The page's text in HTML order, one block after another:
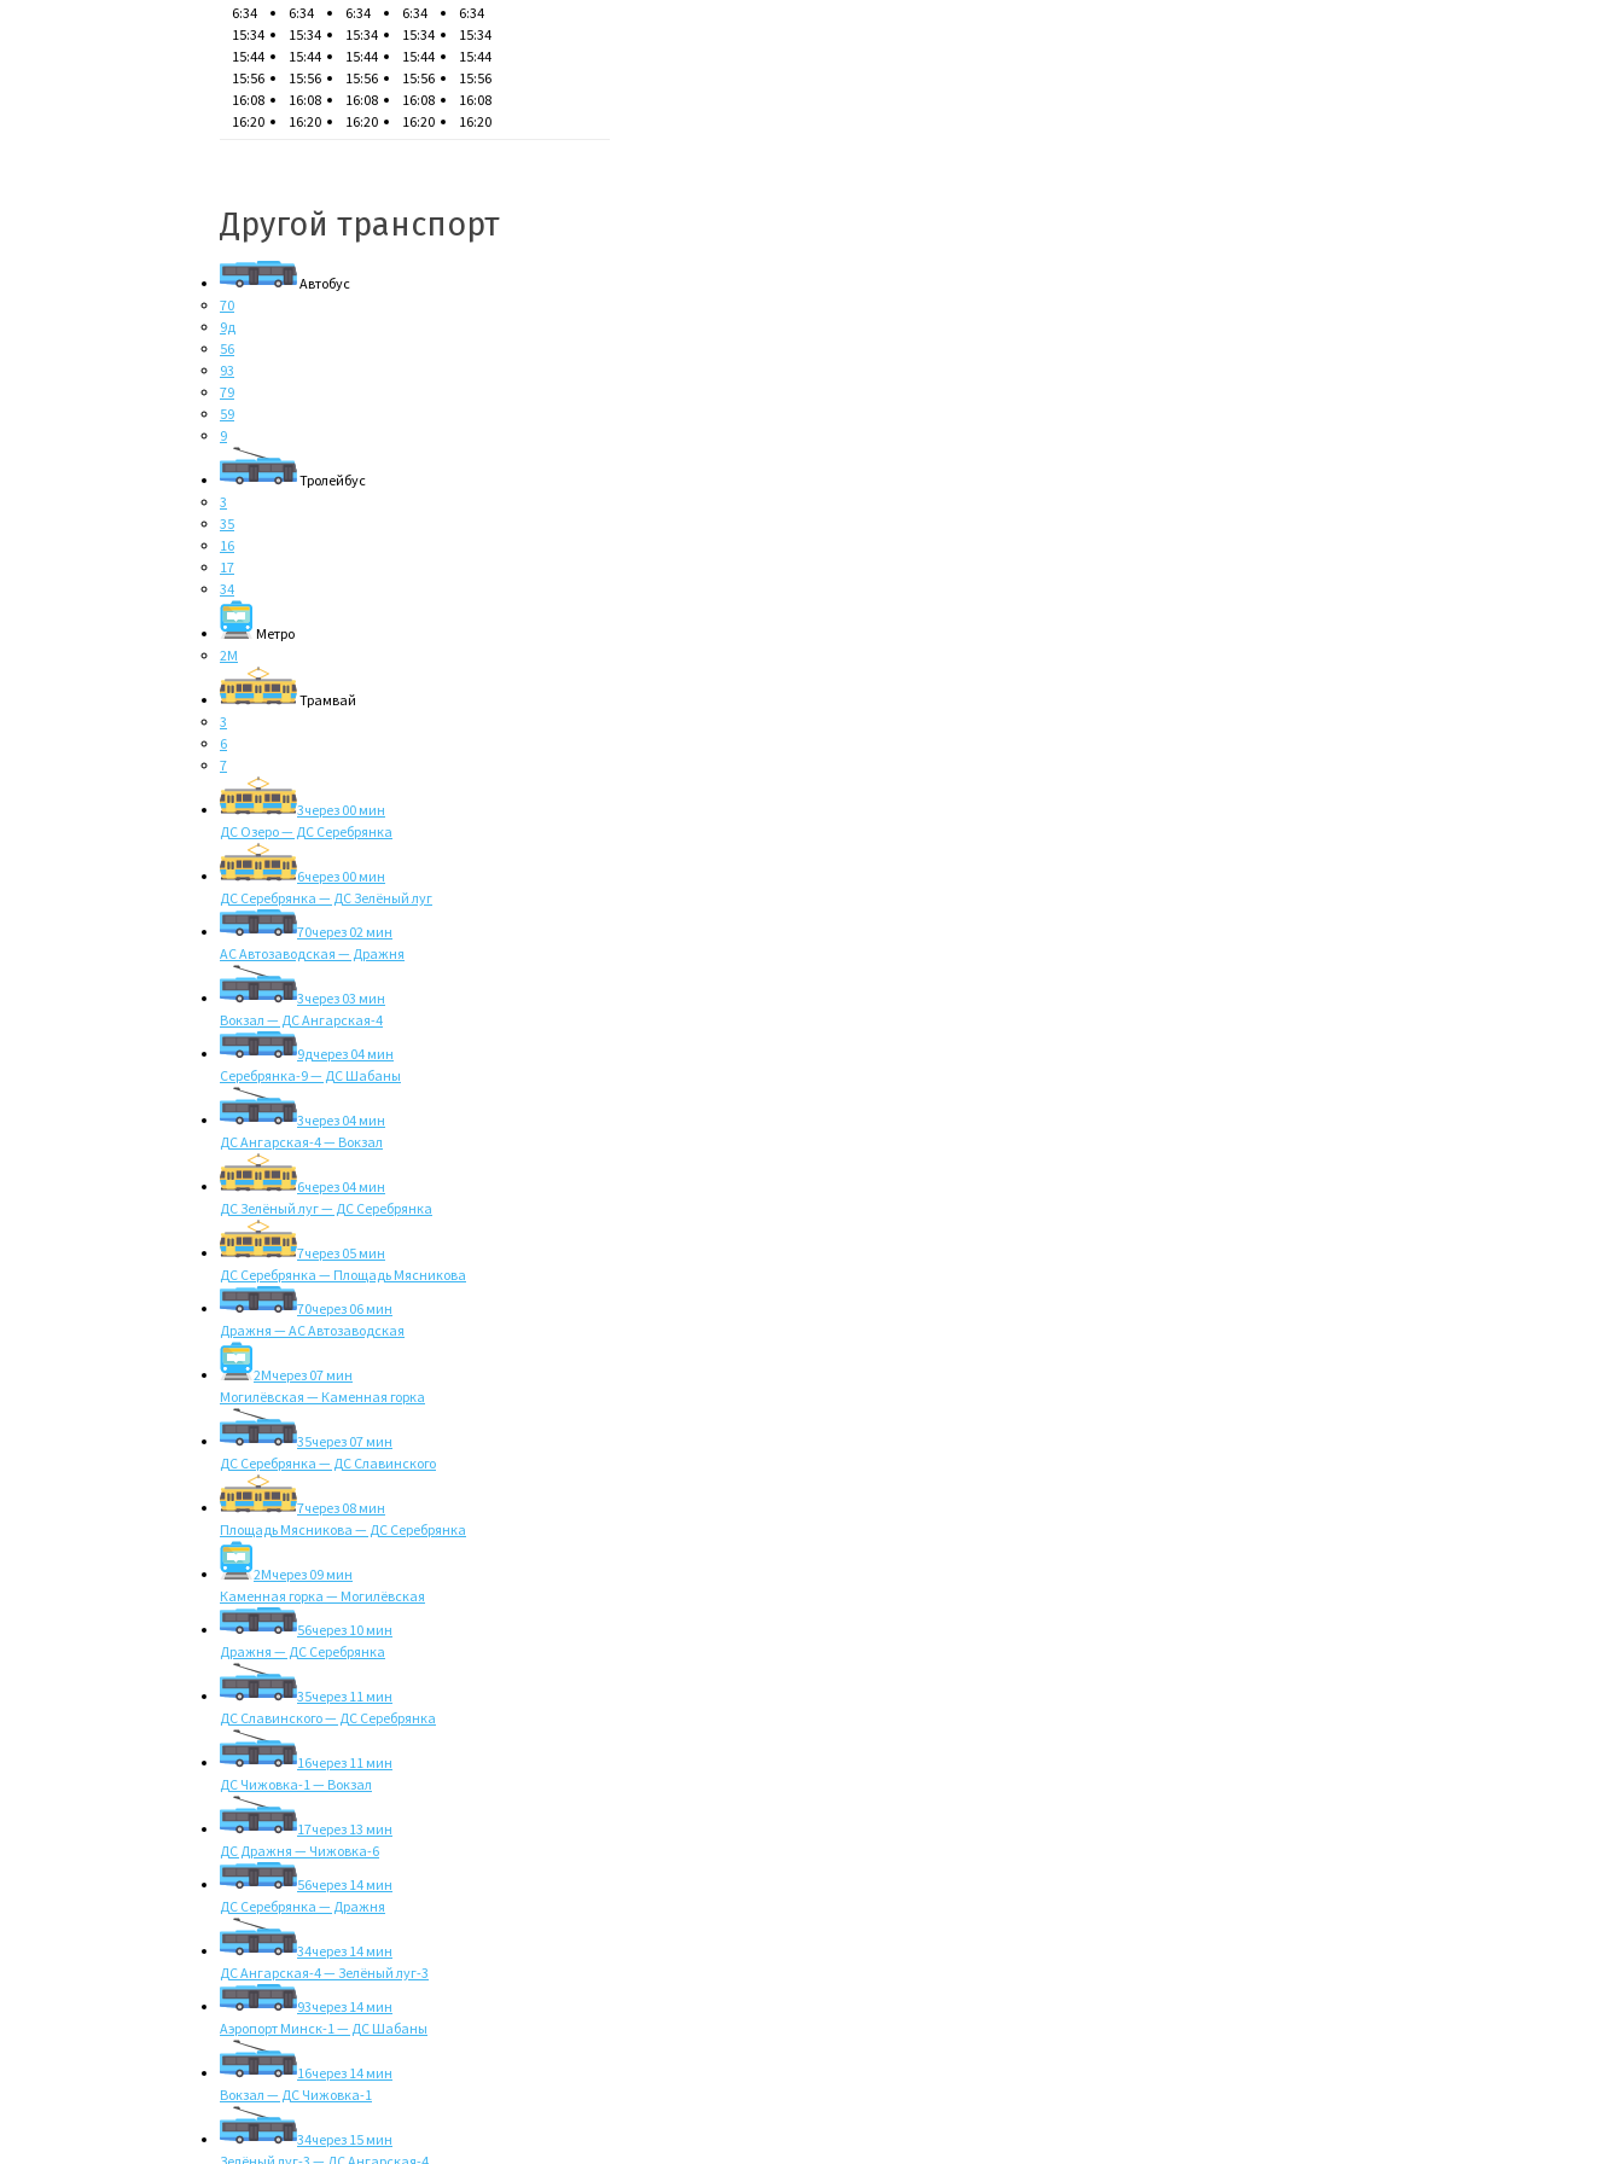
6:34
15:34
15:44
15:56
16:08
16:20
6:34
15:34
15:44
15:56
16:08
16:20
6:34
15:34
15:44
15:56
16:08
16:20
6:34
15:34
15:44
15:56
16:08
16:20
6:34
15:34
15:44
15:56
16:08
16:20
Другой транспорт
Автобус
70
9д
56
93
79
59
9
Тролейбус
3
35
16
17
34
Метро
2M
Трамвай
3
6
7
3через 00 мин
ДС Озеро — ДС Серебрянка
6через 00 мин
ДС Серебрянка — ДС Зелёный луг
70через 02 мин
АС Автозаводская — Дражня
3через 03 мин
Вокзал — ДС Ангарская-4
9дчерез 04 мин
Серебрянка-9 — ДС Шабаны
3через 04 мин
ДС Ангарская-4 — Вокзал
6через 04 мин
ДС Зелёный луг — ДС Серебрянка
7через 05 мин
ДС Серебрянка — Площадь Мясникова
70через 06 мин
Дражня — АС Автозаводская
2Mчерез 07 мин
Могилёвская — Каменная горка
35через 07 мин
ДС Серебрянка — ДС Славинского
7через 08 мин
Площадь Мясникова — ДС Серебрянка
2Mчерез 09 мин
Каменная горка — Могилёвская
56через 10 мин
Дражня — ДС Серебрянка
35через 11 мин
ДС Славинского — ДС Серебрянка
16через 11 мин
ДС Чижовка-1 — Вокзал
17через 13 мин
ДС Дражня — Чижовка-6
56через 14 мин
ДС Серебрянка — Дражня
34через 14 мин
ДС Ангарская-4 — Зелёный луг-3
93через 14 мин
Аэропорт Минск-1 — ДС Шабаны
16через 14 мин
Вокзал — ДС Чижовка-1
34через 15 мин